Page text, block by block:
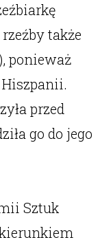
także
ponieważ
przed
go do jego
Sztuk